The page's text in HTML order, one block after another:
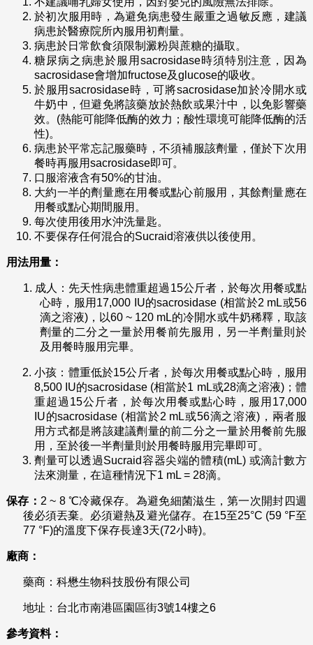
於初次服用時，為避免病患發生嚴重之過敏反應，建議
病患於醫療院所內服用初劑量。
病患於日常飲食須限制澱粉與蔗糖的攝取。
糖尿病之病患於服用sacrosidase時須特別注意，因為
sacrosidase會增加fructose及glucose的吸收。
於服用sacrosidase時，可將sacrosidase加於冷開水或
牛奶中，但避免將該藥放於熱飲或果汁中，以免影響藥
效。(熱能可能降低酶的效力；酸性環境可能降低酶的活
性)。
病患於平常忘記服藥時，不須補服該劑量，僅於下次用
餐時再服用sacrosidase即可。
口服溶液含有50%的甘油。
大約一半的劑量應在用餐或點心前服用，其餘劑量應在
用餐或點心期間服用。
每次使用後用水沖洗量匙。
不要保存任何混合的Sucraid溶液供以後使用。
用法用量：
1. 成人：先天性病患體重超過15公斤者，於每次用餐或點
心時，服用17,000 IU的sacrosidase (相當於2 mL或56
滴之溶液)，以60 ~ 120 mL的冷開水或牛奶稀釋，取該
劑量的二分之一量於用餐前先服用，另一半劑量則於
及用餐時服用完畢。
小孩：體重低於15公斤者，於每次用餐或點心時，服用
8,500 IU的sacrosidase (相當於1 mL或28滴之溶液)；體
重超過15公斤者，於每次用餐或點心時，服用17,000
IU的sacrosidase (相當於2 mL或56滴之溶液)，兩者服
用方式都是將該建議劑量的前二分之一量於用餐前先服
用，至於後一半劑量則於用餐時服用完畢即可。
劑量可以透過Sucraid容器尖端的體積(mL) 或滴計數方
法來測量，在這種情況下1 mL = 28滴。
保存： 2 ~ 8 ℃冷藏保存。為避免細菌滋生，第一次開封四週
後必須丟棄。必須避熱及避光儲存。在15至25°C (59 °F至
77 °F)的溫度下保存長達3天(72小時)。
廠商：
藥商：科懋生物科技股份有限公司
地址：台北市南港區園區街3號14樓之6
參考資料：